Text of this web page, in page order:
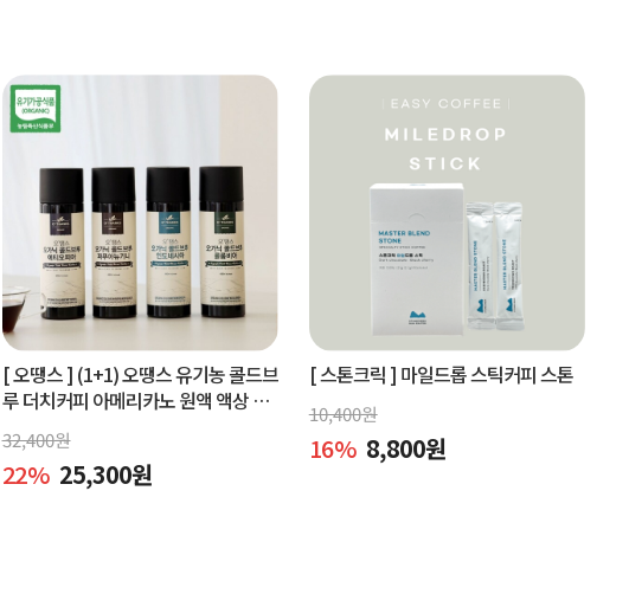
[ 오땡스 ] (1+1) 오땡스 유기농 콜드브
루 더치커피 아메리카노 원액 액상 커
피 (400ml x 2개, 교차 구매 가능)
32,400원
22% 25,300원
[ 스톤크릭 ] 마일드롭 스틱커피 스톤
10,400원
16% 8,800원